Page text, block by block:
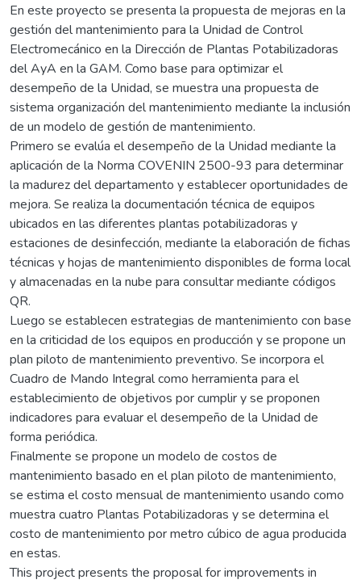
En este proyecto se presenta la propuesta de mejoras en la
gestión del mantenimiento para la Unidad de Control
Electromecánico en la Dirección de Plantas Potabilizadoras
del AyA en la GAM. Como base para optimizar el
desempeño de la Unidad, se muestra una propuesta de
sistema organización del mantenimiento mediante la inclusión
de un modelo de gestión de mantenimiento.
Primero se evalúa el desempeño de la Unidad mediante la
aplicación de la Norma COVENIN 2500-93 para determinar
la madurez del departamento y establecer oportunidades de
mejora. Se realiza la documentación técnica de equipos
ubicados en las diferentes plantas potabilizadoras y
estaciones de desinfección, mediante la elaboración de fichas
técnicas y hojas de mantenimiento disponibles de forma local
y almacenadas en la nube para consultar mediante códigos
QR.
Luego se establecen estrategias de mantenimiento con base
en la criticidad de los equipos en producción y se propone un
plan piloto de mantenimiento preventivo. Se incorpora el
Cuadro de Mando Integral como herramienta para el
establecimiento de objetivos por cumplir y se proponen
indicadores para evaluar el desempeño de la Unidad de
forma periódica.
Finalmente se propone un modelo de costos de
mantenimiento basado en el plan piloto de mantenimiento,
se estima el costo mensual de mantenimiento usando como
muestra cuatro Plantas Potabilizadoras y se determina el
costo de mantenimiento por metro cúbico de agua producida
en estas.
This project presents the proposal for improvements in